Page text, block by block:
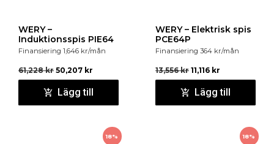
WERY –
Induktionsspis PIE64
Finansiering 1,646 kr/mån
61,228kr 50,207 kr
Lägg till
WERY – Elektrisk spis
PCE64P
Finansiering 364 kr/mån
13,556kr 11,116 kr
Lägg till
18% 18%